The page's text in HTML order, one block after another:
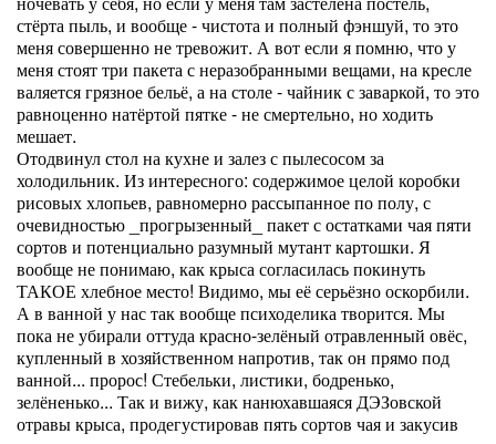
стёрта пыль, и вообще - чистота и полный фэншуй, то это
меня совершенно не тревожит. А вот если я помню, что у
меня стоят три пакета с неразобранными вещами, на кресле
валяется грязное бельё, а на столе - чайник с заваркой, то это
равноценно натёртой пятке - не смертельно, но ходить
мешает.
Отодвинул стол на кухне и залез с пылесосом за
холодильник. Из интересного: содержимое целой коробки
рисовых хлопьев, равномерно рассыпанное по полу, с
очевидностью _прогрызенный_ пакет с остатками чая пяти
сортов и потенциально разумный мутант картошки. Я
вообще не понимаю, как крыса согласилась покинуть
ТАКОЕ хлебное место! Видимо, мы её серьёзно оскорбили.
А в ванной у нас так вообще психоделика творится. Мы
пока не убирали оттуда красно-зелёный отравленный овёс,
купленный в хозяйственном напротив, так он прямо под
ванной... пророс! Стебельки, листики, бодренько,
зелёненько... Так и вижу, как нанюхавшаяся ДЭЗовской
отравы крыса, продегустировав пять сортов чая и закусив